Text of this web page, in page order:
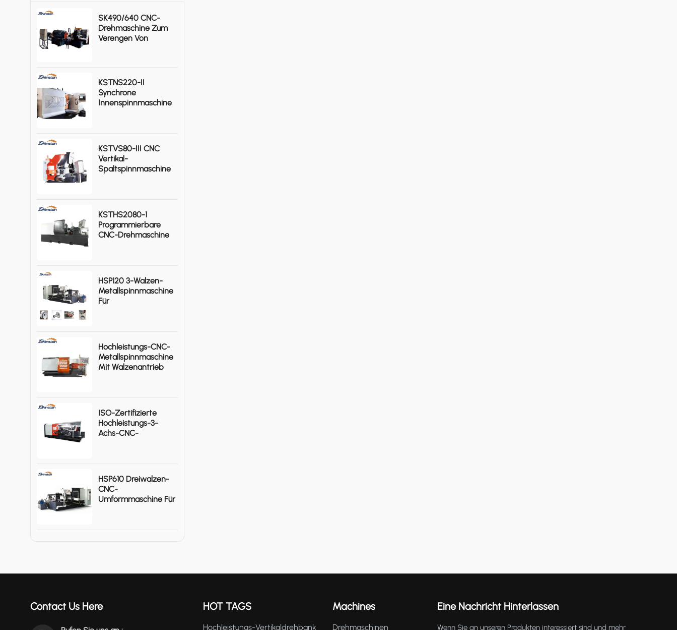
SK490/640 CNC-
Drehmaschine Zum
Verengen Von
KSTNS220-II
Synchrone
Innenspinnmaschine
KSTVS80-III CNC
Vertikal-
Spaltspinnmaschine
KSTHS2080-1
Programmierbare
CNC-Drehmaschine
HSP120 3-Walzen-
Metallspinnmaschine
Für
Hochleistungs-CNC-
Metallspinnmaschine
Mit Walzenantrieb
ISO-Zertifizierte
Hochleistungs-3-
Achs-CNC-
HSP610 Dreiwalzen-
CNC-
Umformmaschine Für
Contact Us Here HOT TAGS
Hochleistungs-Vertikaldrehbank
Machines
Drehmaschinen
Eine Nachricht Hinterlassen
Wenn Sie an unseren Produkten interessiert sind und mehr